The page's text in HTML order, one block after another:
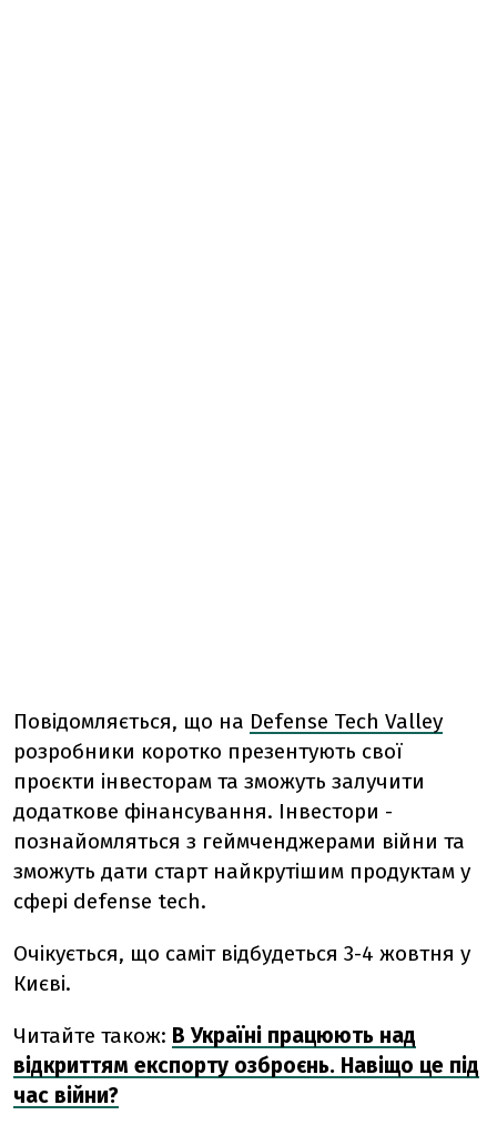
Повідомляється, що на Defense Tech Valley
розробники коротко презентують свої
проєкти інвесторам та зможуть залучити
додаткове фінансування. Інвестори -
познайомляться з геймченджерами війни та
зможуть дати старт найкрутішим продуктам у
сфері defense tech.
Очікується, що саміт відбудеться 3-4 жовтня у
Києві.
Читайте також: В Україні працюють над
відкриттям експорту озброєнь. Навіщо це під
час війни?